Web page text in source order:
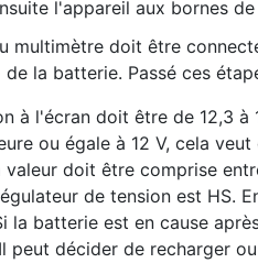
l'appareil aux bornes
multimètre doit être
la batterie. Passé ces
à l'écran doit être de 12,3
ou égale à 12 V, cela
doit être comprise
de tension est HS.
la batterie est en cause
peut décider de recharger